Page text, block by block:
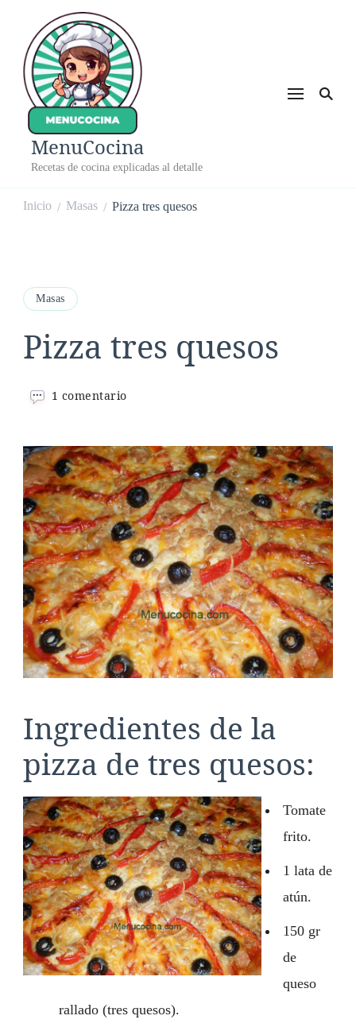
MenuCocina
Recetas de cocina explicadas al detalle
Inicio / Masas / Pizza tres quesos
Masas
Pizza tres quesos
1 comentarioen
quesos
Ingredientes de la
pizza de tres quesos:
Tomate
frito.
1 lata de
atún.
150 gr
de
queso
rallado (tres quesos).